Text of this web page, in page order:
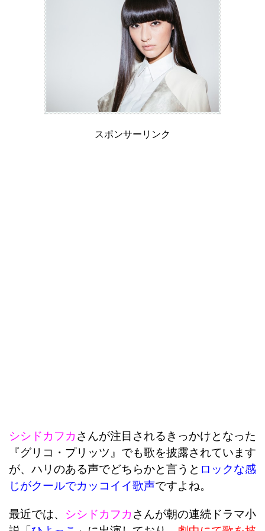
スポンサーリンク
シシドカフカ さんが注目されるきっかけとなった
『グリコ・プリッツ』でも歌を披露されています
が、ハリのある声でどちらかと言うと ロックな感
じがクールでカッコイイ歌声ですよね。
最近では、 シシドカフカ さんが朝の連続ドラマ小